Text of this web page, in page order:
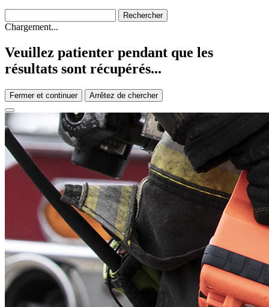
Chargement...
Veuillez patienter pendant que les
résultats sont récupérés...
Fermer et continuer Arrêtez de chercher